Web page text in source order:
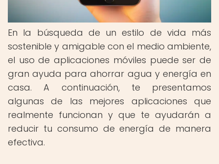
En la búsqueda de un estilo de vida más
sostenible y amigable con el medio ambiente,
el uso de aplicaciones móviles puede ser de
gran ayuda para ahorrar agua y energía en
casa. A continuación, te presentamos
algunas de las mejores aplicaciones que
realmente funcionan y que te ayudarán a
reducir tu consumo de energía de manera
efectiva.